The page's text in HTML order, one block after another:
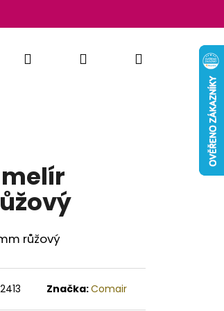
Pomůcky Nábytek
Hledat PřihlášeníNákupní
růžový
Značka:Comair
Následující